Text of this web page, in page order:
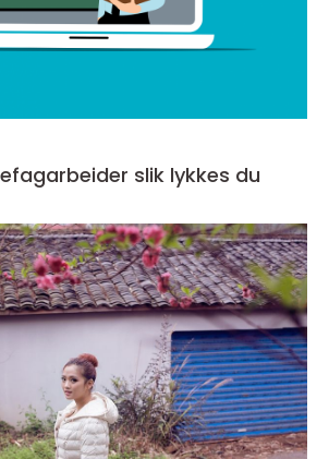
Fagprøve helsefagarbeider slik lykkes du